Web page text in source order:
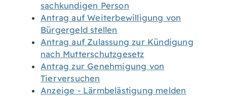
sachkundigen Person
Antrag auf Weiterbewilligung von
Bürgergeld stellen
Antrag auf Zulassung zur Kündigung
nach Mutterschutzgesetz
Antrag zur Genehmigung von
Tierversuchen
Anzeige - Lärmbelästigung melden